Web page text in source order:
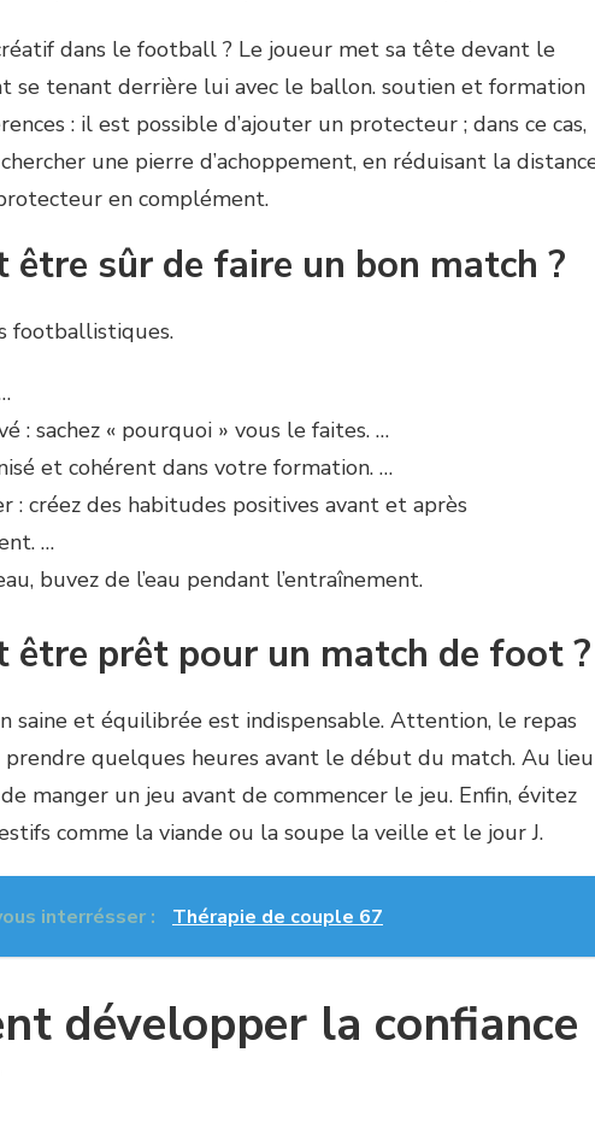
dans le football ? Le joueur met sa tête devant le
se tenant derrière lui avec le ballon. soutien et formation
: il est possible d’ajouter un protecteur ; dans ce cas,
une pierre d’achoppement, en réduisant la
en complément.
être sûr de faire un bon match ?
footballistiques.
: sachez « pourquoi » vous le faites. …
et cohérent dans votre formation. …
: créez des habitudes positives avant et après
…
buvez de l’eau pendant l’entraînement.
être prêt pour un match de foot ?
saine et équilibrée est indispensable. Attention, le repas
quelques heures avant le début du match. Au lieu
manger un jeu avant de commencer le jeu. Enfin, évitez
comme la viande ou la soupe la veille et le jour J.
interrésser : Thérapie de couple 67
développer la confiance